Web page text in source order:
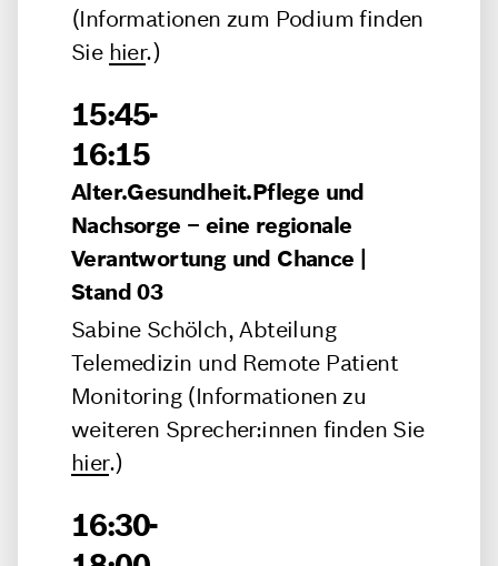
(Informationen zum Podium finden
Sie hier.)
15:45-
16:15
Alter.Gesundheit.Pflege und
Nachsorge – eine regionale
Verantwortung und Chance |
Stand 03
Sabine Schölch, Abteilung
Telemedizin und Remote Patient
Monitoring (Informationen zu
weiteren Sprecher:innen finden Sie
hier.)
16:30-